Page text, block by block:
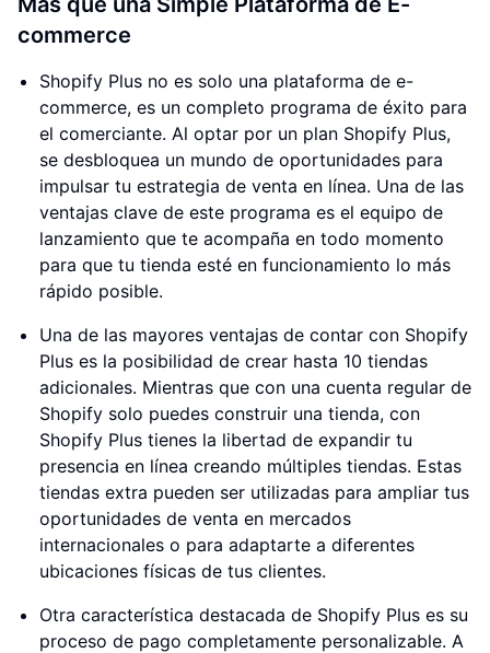
commerce
Shopify Plus no es solo una plataforma de e-
commerce, es un completo programa de éxito para
el comerciante. Al optar por un plan Shopify Plus,
se desbloquea un mundo de oportunidades para
impulsar tu estrategia de venta en línea. Una de las
ventajas clave de este programa es el equipo de
lanzamiento que te acompaña en todo momento
para que tu tienda esté en funcionamiento lo más
rápido posible.
Una de las mayores ventajas de contar con Shopify
Plus es la posibilidad de crear hasta 10 tiendas
adicionales. Mientras que con una cuenta regular de
Shopify solo puedes construir una tienda, con
Shopify Plus tienes la libertad de expandir tu
presencia en línea creando múltiples tiendas. Estas
tiendas extra pueden ser utilizadas para ampliar tus
oportunidades de venta en mercados
internacionales o para adaptarte a diferentes
ubicaciones físicas de tus clientes.
Otra característica destacada de Shopify Plus es su
proceso de pago completamente personalizable. A